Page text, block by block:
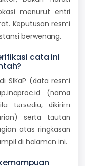
menurut entri
Keputusan resmi
berwenang.
data ini
SIKaP (data resmi
(nama
tersedia, dikirim
serta tautan
atas ringkasan
di halaman ini.